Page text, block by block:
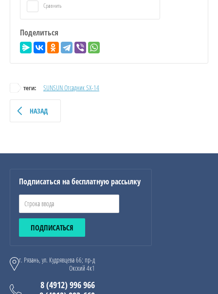
Сравнить
Поделиться
теги: SUNSUN Отсадник SX-14
НАЗАД
Подписаться на бесплатную рассылку
ПОДПИСАТЬСЯ
г. Рязань, ул. Кудрявцева 66; пр-д
Окский 4к1
8 (4912) 996 966